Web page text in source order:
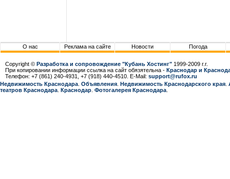
О нас Реклама на сайте Новости Погода
Copyright © Разработка и сопровождение "Кубань Хостинг" 1999-2009 г.г.
При копировании информации ссылка на сайт обязятельна - Краснодар и
Телефон: +7 (861) 240-4931, +7 (918) 440-4510. E-Mail: support@rufox.ru
Недвижимость Краснодара Объявления Недвижимость Краснодарcкого края
театров Краснодара Краснодар Фотогалерея Краснодара